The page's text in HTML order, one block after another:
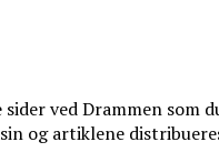
ved Drammen som
og artiklene